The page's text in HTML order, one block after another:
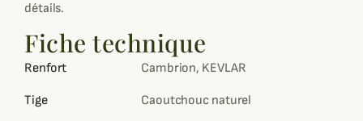
détails.
Fiche technique
Renfort Cambrion, KEVLAR
Tige Caoutchouc naturel